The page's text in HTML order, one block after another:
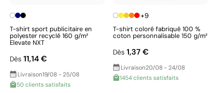
T-shirt sport publicitaire en
polyester recyclé 160 g/m²
Elevate NXT
Dès 11,14 €
Livraison19/08 - 25/08
50 clients satisfaits
+9
T-shirt coloré fabriqué 100 %
coton personnalisable 150 g/m²
Dès 1,37 €
Livraison20/08 - 24/08
1454 clients satisfaits